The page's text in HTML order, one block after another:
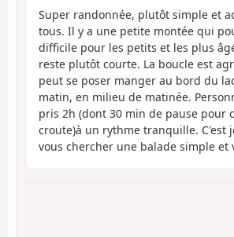
Super randonnée, plutôt simple et
tous. Il y a une petite montée qui
difficile pour les petits et les plus
reste plutôt courte. La boucle est
peut se poser manger au bord du
matin, en milieu de matinée.
pris 2h (dont 30 min de pause pour
croute)à un rythme tranquille. C'est
vous chercher une balade simple et